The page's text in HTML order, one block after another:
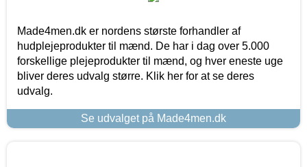
Made4men.dk er nordens største forhandler af
hudplejeprodukter til mænd. De har i dag over 5.000
forskellige plejeprodukter til mænd, og hver eneste uge
bliver deres udvalg større. Klik her for at se deres
udvalg.
Se udvalget på Made4men.dk